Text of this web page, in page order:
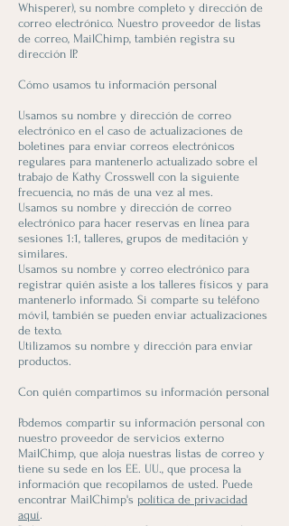
Whisperer), su nombre completo y dirección de
correo electrónico. Nuestro proveedor de listas
de correo, MailChimp, también registra su
dirección IP.
Cómo usamos tu información personal
Usamos su nombre y dirección de correo
electrónico en el caso de actualizaciones de
boletines para enviar correos electrónicos
regulares para mantenerlo actualizado sobre el
trabajo de Kathy Crosswell con la siguiente
frecuencia, no más de una vez al mes.
Usamos su nombre y dirección de correo
electrónico para hacer reservas en línea para
sesiones 1:1, talleres, grupos de meditación y
similares.
Usamos su nombre y correo electrónico para
registrar quién asiste a los talleres físicos y para
mantenerlo informado. Si comparte su teléfono
móvil, también se pueden enviar actualizaciones
de texto.
Utilizamos su nombre y dirección para enviar
productos.
Con quién compartimos su información personal
Podemos compartir su información personal con
nuestro proveedor de servicios externo
MailChimp, que aloja nuestras listas de correo y
tiene su sede en los EE. UU., que procesa la
información que recopilamos de usted. Puede
encontrar MailChimp's política de privacidad
aquí.